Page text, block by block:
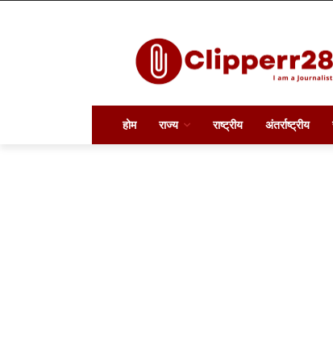
होम राज्य राष्ट्रीय अंतर्राष्ट्रीय